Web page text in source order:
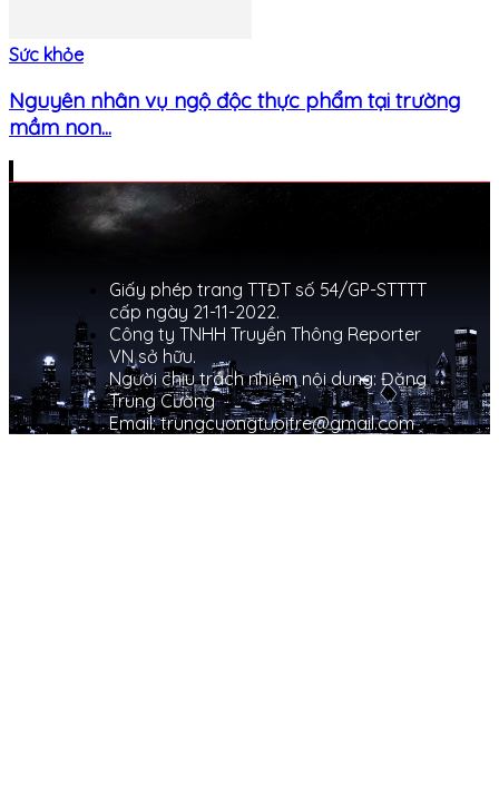
Sức khỏe
Nguyên nhân vụ ngộ độc thực phẩm tại trường
mầm non...
Giấy phép trang TTĐT số 54/GP-STTTT
cấp ngày 21-11-2022.
Công ty TNHH Truyền Thông Reporter
VN sở hữu.
Người chịu trách nhiệm nội dung: Đặng
Trung Cường
Email: trungcuongtuoitre@gmail.com